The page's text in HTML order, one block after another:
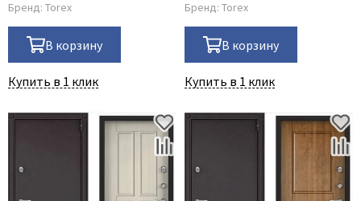
Бренд: Torex
В корзину
Купить в 1 клик
Бренд: Torex
В корзину
Купить в 1 клик